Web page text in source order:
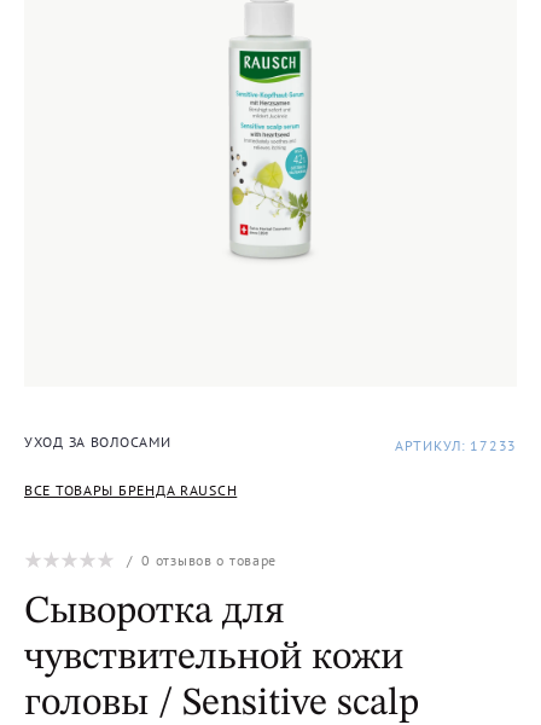
УХОД ЗА ВОЛОСАМИ
ВСЕ ТОВАРЫ БРЕНДА RAUSCH
АРТИКУЛ: 17233
/0 отзывов о товаре
Сыворотка для
чувствительной кожи
головы / Sensitive scalp